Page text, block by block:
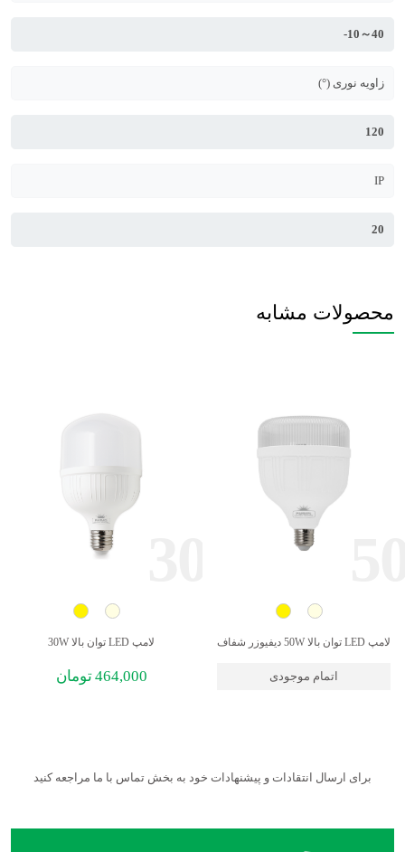
40～10-
زاویه نوری (°)
120
IP
20
محصولات مشابه
لامپ LED توان بالا 50W دیفیوزر شفاف
اتمام موجودی
لامپ LED توان بالا 30W
464,000تومان
برای ارسال انتقادات و پیشنهادات خود به بخش تماس با ما مراجعه کنید